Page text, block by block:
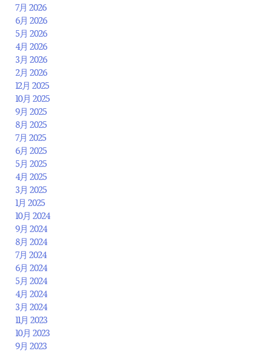
7月 2026
6月 2026
5月 2026
4月 2026
3月 2026
2月 2026
12月 2025
10月 2025
9月 2025
8月 2025
7月 2025
6月 2025
5月 2025
4月 2025
3月 2025
1月 2025
10月 2024
9月 2024
8月 2024
7月 2024
6月 2024
5月 2024
4月 2024
3月 2024
11月 2023
10月 2023
9月 2023